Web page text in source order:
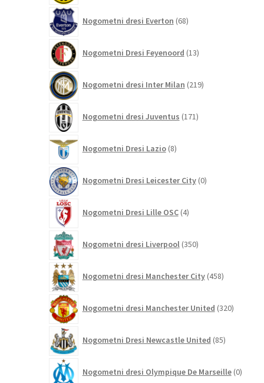
Nogometni dresi Everton 68izdelkov
Nogometni Dresi Feyenoord 13izdelkov
Nogometni dresi Inter Milan 219izdelkov
Nogometni dresi Juventus 171izdelkov
Nogometni Dresi Lazio 8izdelkov
Nogometni Dresi Leicester City 0izdelkov
Nogometni Dresi Lille OSC 4izdelki
Nogometni dresi Liverpool 350izdelkov
Nogometni dresi Manchester City 458izdelkov
Nogometni dresi Manchester United 320izdelkov
Nogometni Dresi Newcastle United 85izdelkov
Nogometni dresi Olympique De Marseille 0